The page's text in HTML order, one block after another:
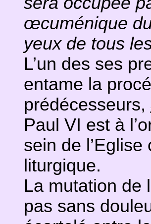
œcuménique
yeux de tous
L’un des ses
entame la
prédécesseurs,
Paul VI est à
sein de
liturgique.
La mutation de
pas sans